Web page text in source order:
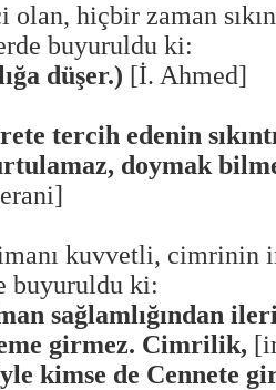
olan, hiçbir zaman
buyuruldu ki:
düşer.) [İ. Ahmed]
tercih edenin
doymak
kuvvetli, cimrinin
buyuruldu ki:
sağlamlığından
girmez. Cimrilik,
kimse de Cennete